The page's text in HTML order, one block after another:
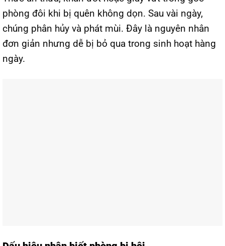
phòng đôi khi bị quên không dọn. Sau vài ngày,
chúng phân hủy và phát mùi. Đây là nguyên nhân
đơn giản nhưng dễ bị bỏ qua trong sinh hoạt hàng
ngày.